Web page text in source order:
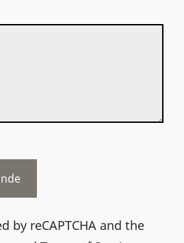
by reCAPTCHA and the